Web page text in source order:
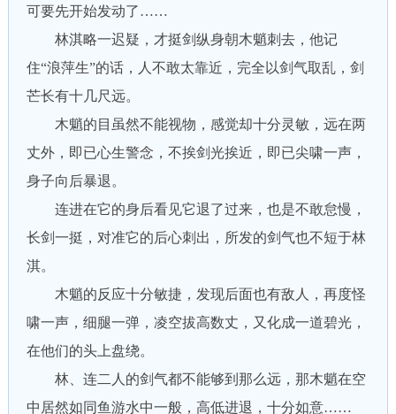
可要先开始发动了……
林淇略一迟疑，才挺剑纵身朝木魈刺去，他记
住“浪萍生”的话，人不敢太靠近，完全以剑气取乱，剑
芒长有十几尺远。
木魈的目虽然不能视物，感觉却十分灵敏，远在两
丈外，即已心生警念，不挨剑光挨近，即已尖啸一声，
身子向后暴退。
连进在它的身后看见它退了过来，也是不敢怠慢，
长剑一挺，对准它的后心刺出，所发的剑气也不短于林
淇。
木魈的反应十分敏捷，发现后面也有敌人，再度怪
啸一声，细腿一弹，凌空拔高数丈，又化成一道碧光，
在他们的头上盘绕。
林、连二人的剑气都不能够到那么远，那木魈在空
中居然如同鱼游水中一般，高低进退，十分如意……